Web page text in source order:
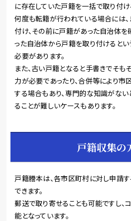
に存在していた戸籍を一括で取り付け
何度も転籍が行われている場合には
付け、その前に戸籍があった自治体を
った自治体から戸籍を取り付けると
必要があります。
また、古い戸籍となると手書きでそも
力が必要であったり、合併等により市
する場合もあり、専門的な知識がな
ることが難しいケースもあります。
戸籍収集の
戸籍謄本は、各市区町村に対し申請
できます。
郵送で取り寄せることも可能ですし、
能となっています。